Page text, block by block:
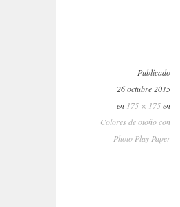
Publicado
26 octubre 2015
en 175 × 175en
Colores de otoño con
Photo Play Paper